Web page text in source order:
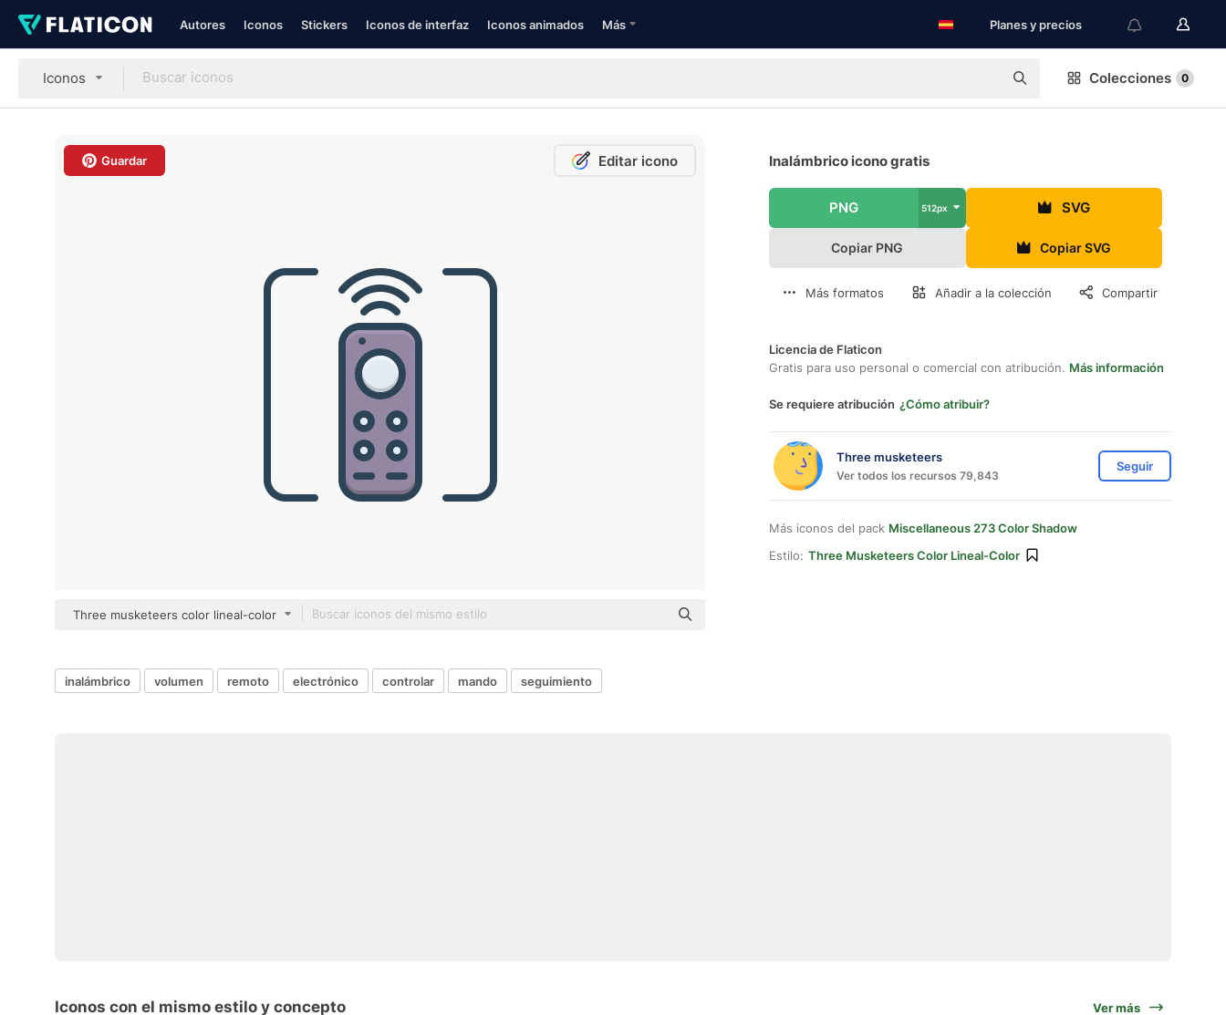
Autores Iconos Stickers Iconos de interfaz Iconos animados Más Planes y precios
Iconos Colecciones 0
Guardar Editar icono
Three musketeers color lineal-color
Inalámbrico icono gratis
PNG 512px SVG
Copiar PNG Copiar SVG
Más formatos Añadir a la colección Compartir
Licencia de Flaticon
Gratis para uso personal o comercial con atribución. Más información
Se requiere atribución ¿Cómo atribuir?
Three musketeers
Ver todos los recursos 79,843
Seguir
Más iconos del pack Miscellaneous 273 Color Shadow
Estilo: Three Musketeers Color Lineal-Color
inalámbrico volumen remoto electrónico controlar mando seguimiento
Iconos con el mismo estilo y concepto Ver más